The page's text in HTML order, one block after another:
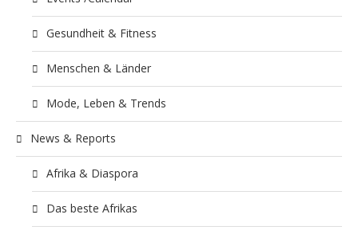
Gesundheit & Fitness
Menschen & Länder
Mode, Leben & Trends
News & Reports
Afrika & Diaspora
Das beste Afrikas